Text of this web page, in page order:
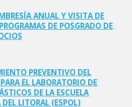
ANUAL Y VISITA DE
DE POSGRADO DE
PREVENTIVO DEL
EL LABORATORIO DE
DE LA ESCUELA
LITORAL (ESPOL)